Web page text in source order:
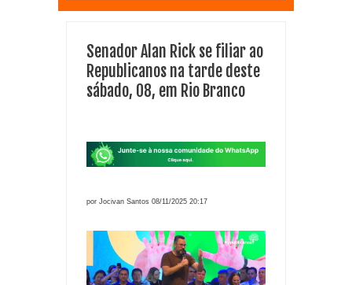
Senador Alan Rick se filiar ao
Republicanos na tarde deste
sábado, 08, em Rio Branco
por Jocivan Santos 08/11/2025 20:17